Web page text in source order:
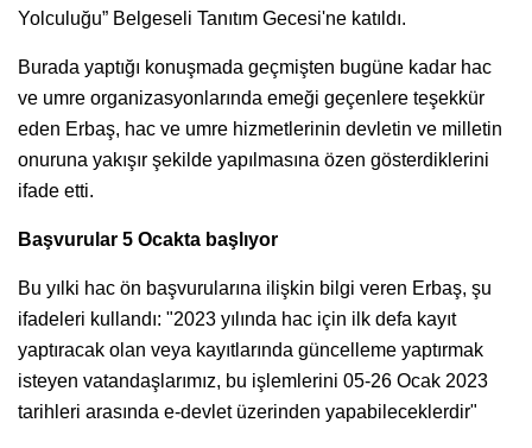
Yolculuğu” Belgeseli Tanıtım Gecesi'ne katıldı.
Burada yaptığı konuşmada geçmişten bugüne kadar hac
ve umre organizasyonlarında emeği geçenlere teşekkür
eden Erbaş, hac ve umre hizmetlerinin devletin ve milletin
onuruna yakışır şekilde yapılmasına özen gösterdiklerini
ifade etti.
Başvurular 5 Ocakta başlıyor
Bu yılki hac ön başvurularına ilişkin bilgi veren Erbaş, şu
ifadeleri kullandı: "2023 yılında hac için ilk defa kayıt
yaptıracak olan veya kayıtlarında güncelleme yaptırmak
isteyen vatandaşlarımız, bu işlemlerini 05-26 Ocak 2023
tarihleri arasında e-devlet üzerinden yapabileceklerdir"